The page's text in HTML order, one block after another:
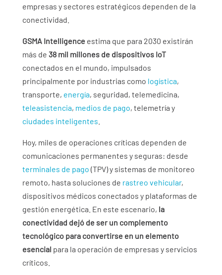
empresas y sectores estratégicos dependen de la
conectividad.
GSMA Intelligenceestima que para 2030 existirán
más de 38 mil millones de dispositivos IoT
conectados en el mundo, impulsados
principalmente por industrias como logística,
transporte, energía, seguridad, telemedicina,
teleasistencia, medios de pago, telemetría y
ciudades inteligentes
Hoy, miles de operaciones críticas dependen de
comunicaciones permanentes y seguras: desde
terminales de pago (TPV) y sistemas de monitoreo
remoto, hasta soluciones de rastreo vehicular,
dispositivos médicos conectados y plataformas de
gestión energética. En este escenario, la
conectividad dejó de ser un complemento
tecnológico para convertirse en un elemento
esencial para la operación de empresas y servicios
críticos.